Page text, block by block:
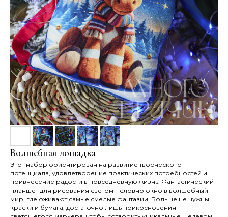
Волшебная лошадка
Этот набор ориентирован на развитие творческого
потенциала, удовлетворение практических потребностей и
привнесение радости в повседневную жизнь. Фантастический
планшет для рисования светом – словно окно в волшебный
мир, где оживают самые смелые фантазии. Больше не нужны
краски и бумага, достаточно лишь прикосновения